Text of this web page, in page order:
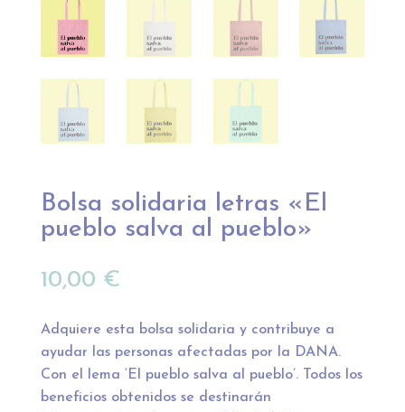
Bolsa solidaria letras «El
pueblo salva al pueblo»
10,00 €
Adquiere esta bolsa solidaria y contribuye a
ayudar las personas afectadas por la DANA.
Con el lema ‘El pueblo salva al pueblo’. Todos los
beneficios obtenidos se destinarán